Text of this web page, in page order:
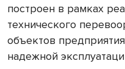
построен в рамках
технического
объектов
надежной